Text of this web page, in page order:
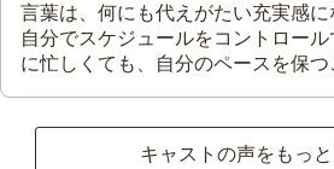
言葉は、何にも代えがたい充実感に
自分でスケジュールをコントロー
に忙しくても、自分のペースを保つ
キャストの声をもっ